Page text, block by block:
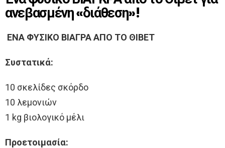
ανεβασμένη «διάθεση»!
ΕΝΑ ΦΥΣΙΚΟ ΒΙΑΓΡΑ ΑΠΟ ΤΟ ΘΙΒΕΤ
Συστατικά:
10 σκελίδες σκόρδο
10 λεμονιών
1 kg βιολογικό μέλι
Προετοιμασία: